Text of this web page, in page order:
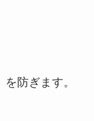
防ぎます。